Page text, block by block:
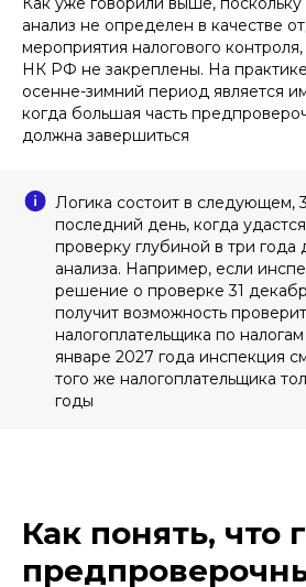
анализ не определен в качестве
мероприятия налогового
НК РФ не закреплены. На практике
осенне-зимний период является
когда большая часть
должна завершиться
Логика состоит в следующем,
последний день, когда
проверку глубиной в три
анализа. Например, если
решение о проверке 31
получит возможность
налогоплательщика по
январе 2027 года инспекция
того же налогоплательщика
годы
Как понять, что